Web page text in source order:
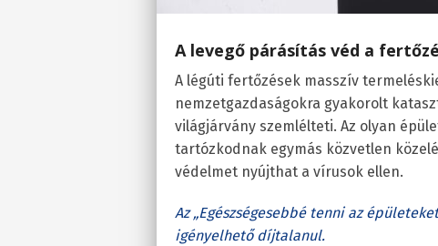
A levegő párásítás véd a
A légúti fertőzések masszív
nemzetgazdaságokra gyakorolt
világjárvány szemlélteti. Az olyan
tartózkodnak egymás közvetlen
védelmet nyújthat a vírusok ellen.
Az „Egészségesebbé tenni az
igényelhető díjtalanul.